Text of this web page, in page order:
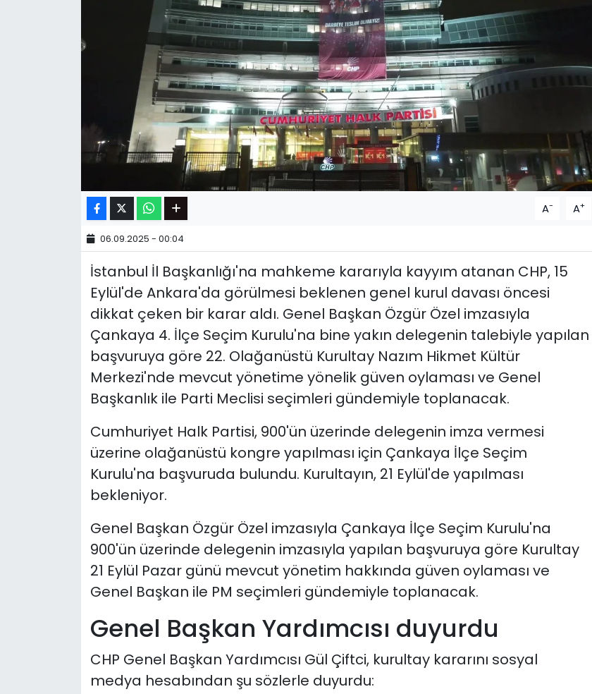
A- A+
06.09.2025 - 00:04
İstanbul İl Başkanlığı'na mahkeme kararıyla kayyım atanan CHP, 15
Eylül'de Ankara'da görülmesi beklenen genel kurul davası öncesi
dikkat çeken bir karar aldı. Genel Başkan Özgür Özel imzasıyla
Çankaya 4. İlçe Seçim Kurulu'na bine yakın delegenin talebiyle yapılan
başvuruya göre 22. Olağanüstü Kurultay Nazım Hikmet Kültür
Merkezi'nde mevcut yönetime yönelik güven oylaması ve Genel
Başkanlık ile Parti Meclisi seçimleri gündemiyle toplanacak.
Cumhuriyet Halk Partisi, 900'ün üzerinde delegenin imza vermesi
üzerine olağanüstü kongre yapılması için Çankaya İlçe Seçim
Kurulu'na başvuruda bulundu. Kurultayın, 21 Eylül'de yapılması
bekleniyor.
Genel Başkan Özgür Özel imzasıyla Çankaya İlçe Seçim Kurulu'na
900'ün üzerinde delegenin imzasıyla yapılan başvuruya göre Kurultay
21 Eylül Pazar günü mevcut yönetim hakkında güven oylaması ve
Genel Başkan ile PM seçimleri gündemiyle toplanacak.
Genel Başkan Yardımcısı duyurdu
CHP Genel Başkan Yardımcısı Gül Çiftci, kurultay kararını sosyal
medya hesabından şu sözlerle duyurdu: